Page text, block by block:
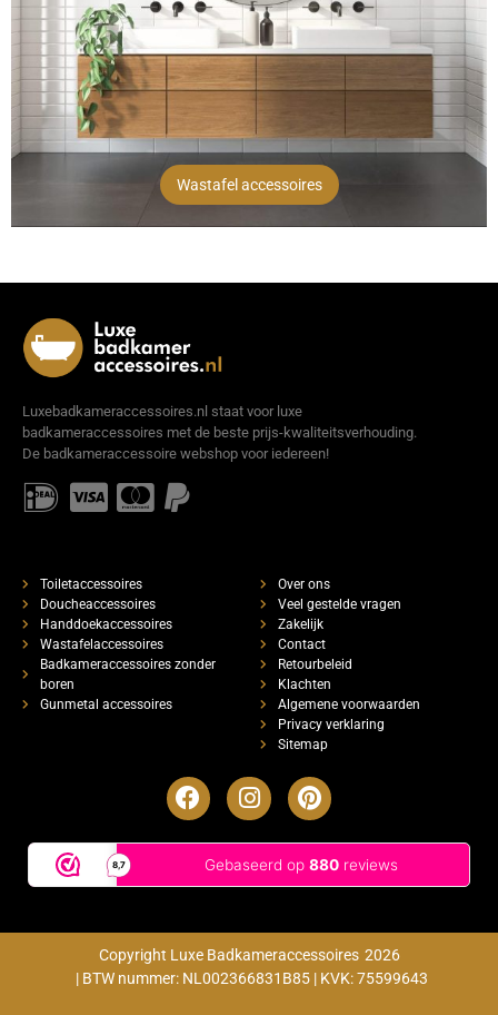
Wastafel accessoires
Luxebadkameraccessoires.nl staat voor luxe
badkameraccessoires met de beste prijs-kwaliteitsverhouding.
De badkameraccessoire webshop voor iedereen!
Toiletaccessoires
Doucheaccessoires
Handdoekaccessoires
Wastafelaccessoires
Badkameraccessoires zonder
boren
Gunmetal accessoires
Over ons
Veel gestelde vragen
Zakelijk
Contact
Retourbeleid
Klachten
Algemene voorwaarden
Privacy verklaring
Sitemap
Copyright Luxe Badkameraccessoires 2026
| BTW nummer: NL002366831B85 | KVK: 75599643